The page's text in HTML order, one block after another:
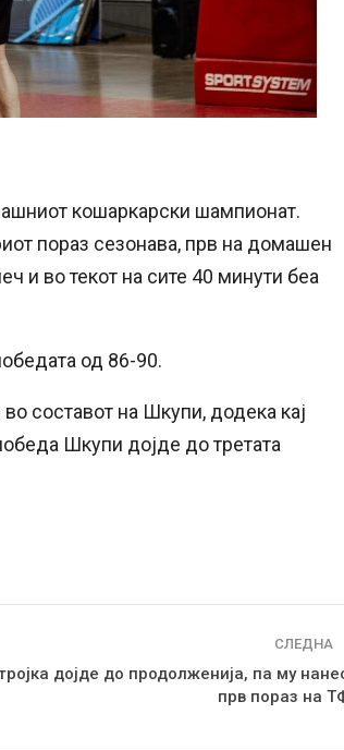
кошаркарски шампионат.
пораз сезонава, прв на домашен
и во текот на сите 40 минути беа
од 86-90.
составот на Шкупи, додека кај
Шкупи дојде до третата
СЛЕДНА
дојде до продолженија, па му
прв пораз на